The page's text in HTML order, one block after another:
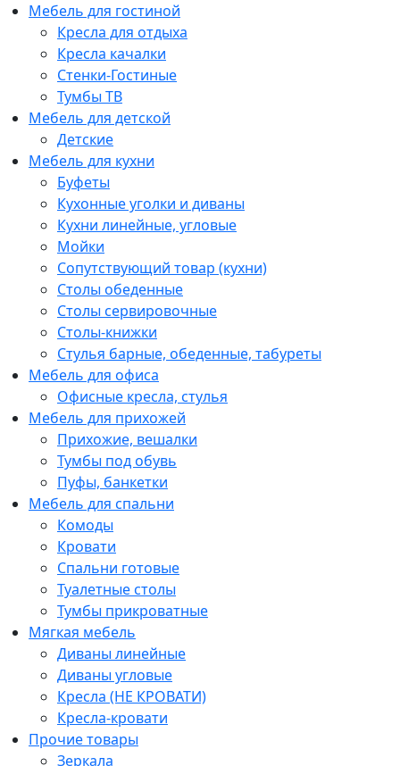
Мебель для гостиной
Кресла для отдыха
Кресла качалки
Стенки-Гостиные
Тумбы ТВ
Мебель для детской
Детские
Мебель для кухни
Буфеты
Кухонные уголки и диваны
Кухни линейные, угловые
Мойки
Сопутствующий товар (кухни)
Столы обеденные
Столы сервировочные
Столы-книжки
Стулья барные, обеденные, табуреты
Мебель для офиса
Офисные кресла, стулья
Мебель для прихожей
Прихожие, вешалки
Тумбы под обувь
Пуфы, банкетки
Мебель для спальни
Комоды
Кровати
Спальни готовые
Туалетные столы
Тумбы прикроватные
Мягкая мебель
Диваны линейные
Диваны угловые
Кресла (НЕ КРОВАТИ)
Кресла-кровати
Прочие товары
Зеркала